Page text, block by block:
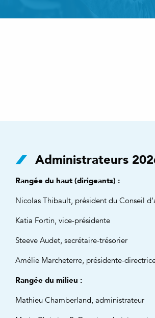
Administrateurs
Rangée du haut (dirigeants) :
Nicolas Thibault, président du Conseil
Katia Fortin, vice-présidente
Steeve Audet, secrétaire-trésorier
Amélie Marcheterre, présidente-
Rangée du milieu :
Mathieu Chamberland, administrateur